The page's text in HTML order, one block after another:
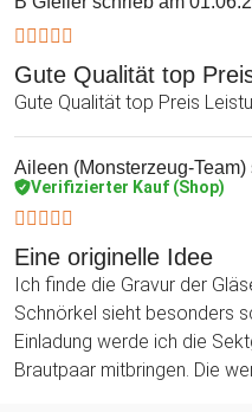
Gute Qualität top
Gute Qualität top Preis
Aileen (Monsterzeug-Team)
Verifizierter Kauf (Shop)
Eine originelle Idee
Ich finde die Gravur der
Schnörkel sieht besonders
Einladung werde ich die
Brautpaar mitbringen. Die